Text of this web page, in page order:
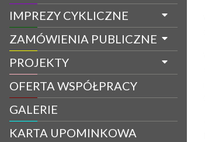
IMPREZY CYKLICZNE
ZAMÓWIENIA PUBLICZNE
PROJEKTY
OFERTA WSPÓŁPRACY
GALERIE
KARTA UPOMINKOWA